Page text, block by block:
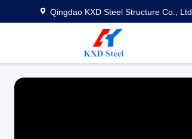
Qingdao KXD Steel Structure Co., Ltd